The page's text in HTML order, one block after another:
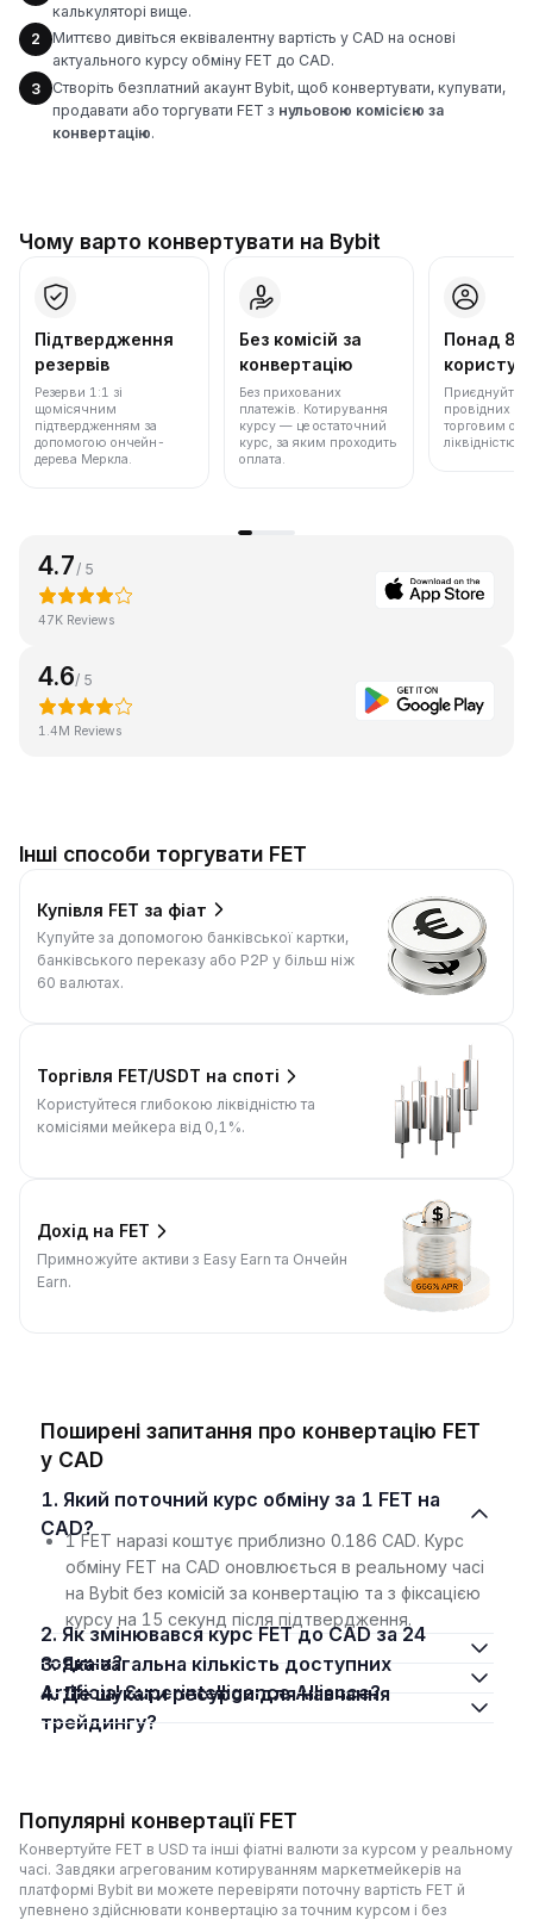
калькуляторі вище.
2
Миттєво дивіться еквівалентну вартість у CAD на основі
актуального курсу обміну FET до CAD.
3
Створіть безплатний акаунт Bybit, щоб конвертувати, купувати,
продавати або торгувати FET з нульовою комісією за
конвертацію.
Чому варто конвертувати на Bybit
Підтвердження
резервів
Резерви 1:1 зі
щомісячним
підтвердженням за
допомогою ончейн-
дерева Меркла.
Без комісій за
конвертацію
Без прихованих
платежів. Котирування
курсу — це остаточний
курс, за яким проходить
оплата.
Понад 86
Приєднуйтеся
провідних
торговим
ліквідністю.
4.7 / 5
47K Reviews
4.6/ 5
1.4M Reviews
Інші способи торгувати FET
Купівля FET за фіат
Купуйте за допомогою банківської картки,
банківського переказу або P2P у більш ніж
60 валютах.
Торгівля FET/USDT на споті
Користуйтеся глибокою ліквідністю та
комісіями мейкера від 0,1%.
Дохід на FET
Примножуйте активи з Easy Earn та Ончейн
Earn.
Поширені запитання про конвертацію FET
у CAD
1. Який поточний курс обміну за 1 FET на
CAD?
1 FET наразі коштує приблизно 0.186 CAD. Курс
обміну FET на CAD оновлюється в реальному часі
на Bybit без комісій за конвертацію та з фіксацією
курсу на 15 секунд після підтвердження.
2. Як змінювався курс FET до CAD за 24
години?
3. Яка загальна кількість доступних
Artificial Superintelligence Alliance?
4. Де шукати ресурси для навчання
трейдингу?
Популярні конвертації FET
Конвертуйте FET в USD та інші фіатні валюти за курсом у реальному
часі. Завдяки агрегованим котируванням маркетмейкерів на
платформі Bybit ви можете перевіряти поточну вартість FET й
упевнено здійснювати конвертацію за точним курсом і без